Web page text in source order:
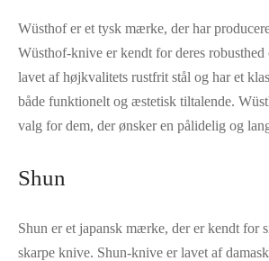
Wüsthof er et tysk mærke, der har
Wüsthof-knive er kendt for deres
lavet af højkvalitets rustfrit stål og har et
både funktionelt og æstetisk tiltalende.
valg for dem, der ønsker en pålidelig og
Shun
Shun er et japansk mærke, der er kendt for
skarpe knive. Shun-knive er lavet af